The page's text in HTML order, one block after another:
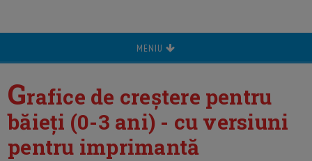
MENIU
Grafice de creștere pentru
băieți (0-3 ani) - cu versiuni
pentru imprimantă